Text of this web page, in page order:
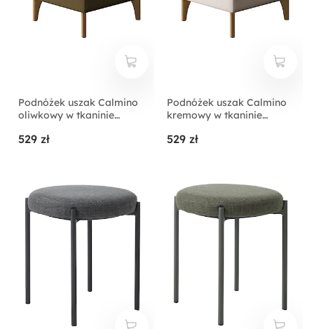
Podnóżek uszak Calmino
oliwkowy w tkaninie
buk
529 zł
Podnóżek uszak Calmino
kremowy w tkaninie
buk
529 zł